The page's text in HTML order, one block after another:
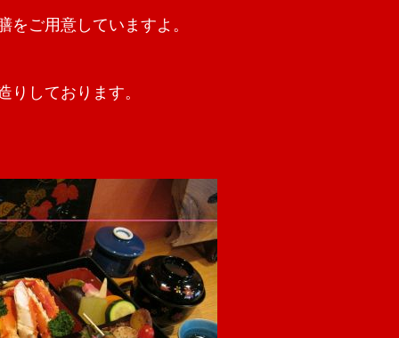
をご用意していますよ。
りしております。